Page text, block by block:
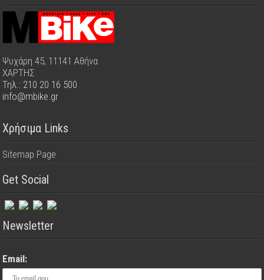
Ψυχάρη 45, 11141 Αθήνα
ΧΑΡΤΗΣ
Τηλ.: 210 20 16 500
info@mbike.gr
Χρήσιμα Links
Sitemap Page
Get Social
Newsletter
Email: